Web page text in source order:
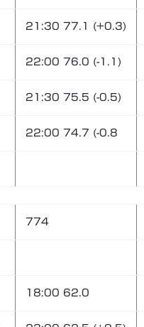
21:30 77.1 (+0.3)
22:00 76.0 (-1.1)
21:30 75.5 (-0.5)
22:00 74.7 (-0.8
774
18:00 62.0